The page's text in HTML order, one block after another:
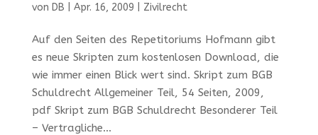
von DB Apr. 16, 2009 Zivilrecht
Auf den Seiten des Repetitoriums Hofmann gibt
es neue Skripten zum kostenlosen Download, die
wie immer einen Blick wert sind. Skript zum BGB
Schuldrecht Allgemeiner Teil, 54 Seiten, 2009,
pdf Skript zum BGB Schuldrecht Besonderer Teil
– Vertragliche...